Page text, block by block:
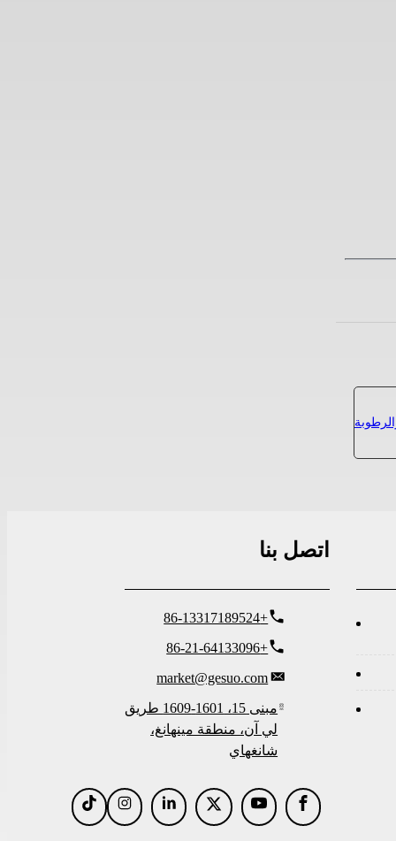
اتصل بنا
+86-13317189524
+86-21-64133096
market@gesuo.com
مبنى 15، 1601-1609 طريق
لي آن، منطقة مينهانغ،
شانغهاي